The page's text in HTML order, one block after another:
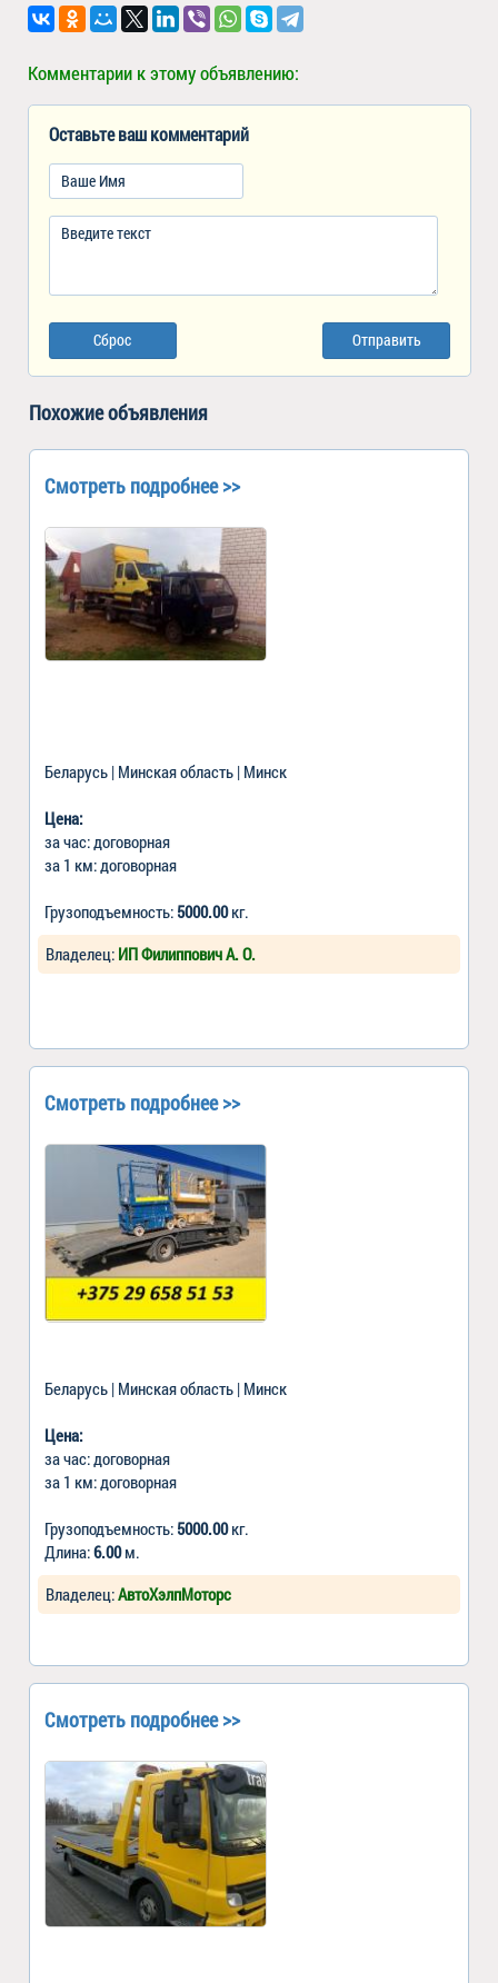
Комментарии к этому объявлению:
Оставьте ваш комментарий
Сброс Отправить
Похожие объявления
Смотреть подробнее >>
Беларусь | Минская область | Минск
Цена:
за час: договорная
за 1 км: договорная
Грузоподъемность: 5000.00кг.
Владелец: ИП Филиппович А. О.
Смотреть подробнее >>
Беларусь | Минская область | Минск
Цена:
за час: договорная
за 1 км: договорная
Грузоподъемность: 5000.00кг.
Длина:6.00м.
Владелец:АвтоХэлпМоторс
Смотреть подробнее >>